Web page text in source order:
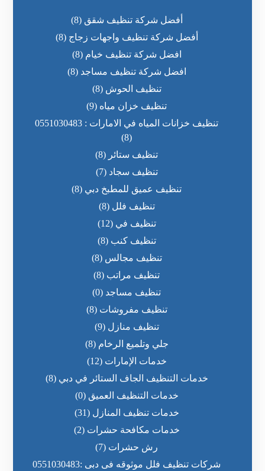
أفضل شركة تنظيف شقق (8)
أفضل شركة تنظيف واجهات زجاج (8)
افضل شركة تنظيف خيام (8)
افضل شركة تنظيف مساجد (8)
تنظيف الحوش (8)
تنظيف خزان مياه (9)
تنظيف خزانات المياه في الامارات : 0551030483
(8)
تنظيف ستائر (8)
تنظيف سجاد (7)
تنظيف عميق للمطبخ دبي (8)
تنظيف فلل (8)
تنظيف في (12)
تنظيف كنب (8)
تنظيف مجالس (8)
تنظيف مراتب (8)
تنظيف مساجد (0)
تنظيف مفروشات (8)
تنظيف منازل (9)
جلي وتلميع الرخام (8)
خدمات الإمارات (12)
خدمات التنظيف الجاف الستائر في دبي (8)
خدمات التنظيف العميق (0)
خدمات تنظيف المنازل (31)
خدمات مكافحة حشرات (2)
رش حشرات (7)
شركات تنظيف فلل موثوقه فى دبى :0551030483